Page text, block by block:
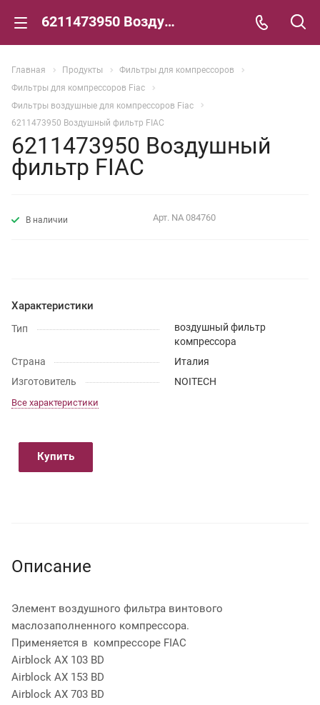
6211473950 Воздушный фильтр FIAC
Главная Продукты
Фильтры для компрессоров
Фильтры для компрессоров Fiac
Фильтры воздушные для компрессоров Fiac
6211473950 Воздушный фильтр FIAC
6211473950 Воздушный
фильтр FIAC
В наличии Арт. NA 084760
Характеристики
Тип
воздушный фильтр
компрессора
Страна
Италия
Изготовитель
NOITECH
Все характеристики
Купить
Описание
Элемент воздушного фильтра винтового
маслозаполненного компрессора.
Применяется в компрессоре FIAC
Airblock AX 103 BD
Airblock AX 153 BD
Airblock AX 703 BD